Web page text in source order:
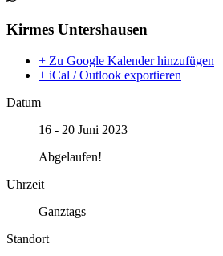
Kirmes Untershausen
+ Zu Google Kalender hinzufügen
+ iCal / Outlook exportieren
Datum
16 - 20 Juni 2023
Abgelaufen!
Uhrzeit
Ganztags
Standort